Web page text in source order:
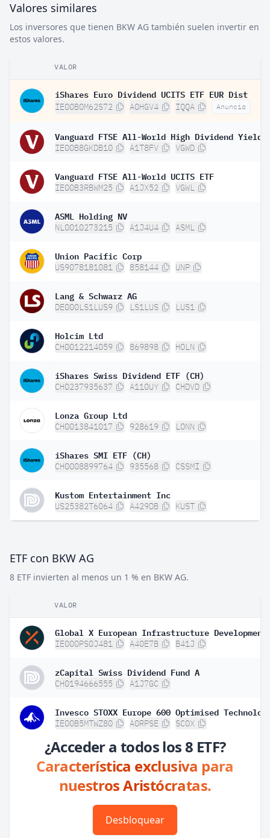
Valores similares
Los inversores que tienen BKW AG también suelen invertir en
estos valores.
VALOR
iShares Euro Dividend UCITS ETF EUR Dist
IE00B0M62S72 A0HGV4 IQQA Anuncio
IE00B8GKDB10 A1T8FV VGWD
Vanguard FTSE All-World UCITS ETF
IE00B3RBWM25 A1JX52 VGWL
ASML Holding NV
NL0010273215 A1J4U4 ASML
Union Pacific Corp
US9078181081 858144 UNP
Lang & Schwarz AG
DE000LS1LUS9 LS1LUS LUS1
Holcim Ltd
CH0012214059 869898 HOLN
iShares Swiss Dividend ETF (CH)
CH0237935637 A110UY CHDVD
Lonza Group Ltd
CH0013841017 928619 LONN
iShares SMI ETF (CH)
CH0008899764 935568 CSSMI
Kustom Entertainment Inc
US25382T6064 A429DB KUST
ETF con BKW AG
8 ETF invierten al menos un 1 % en BKW AG.
VALOR
IE000PS0J481 A40E7B B41J
zCapital Swiss Dividend Fund A
CH0194666555 A1J7GC
IE00B5MTWZ80 A0RPSE SC0X
¿Acceder a todos los 8 ETF?
Característica exclusiva para
nuestros Aristócratas.
Desbloquear